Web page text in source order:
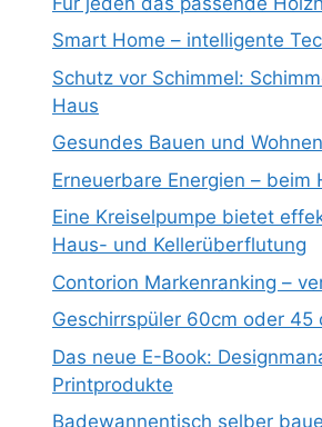
Smart Home – intelligente
Schutz vor Schimmel:
Haus
Gesundes Bauen und Wohnen
Erneuerbare Energien – beim
Eine Kreiselpumpe bietet
Haus- und Kellerüberflutung
Contorion Markenranking –
Geschirrspüler 60cm oder 45
Das neue E-Book:
Printprodukte
Badewannentisch selber